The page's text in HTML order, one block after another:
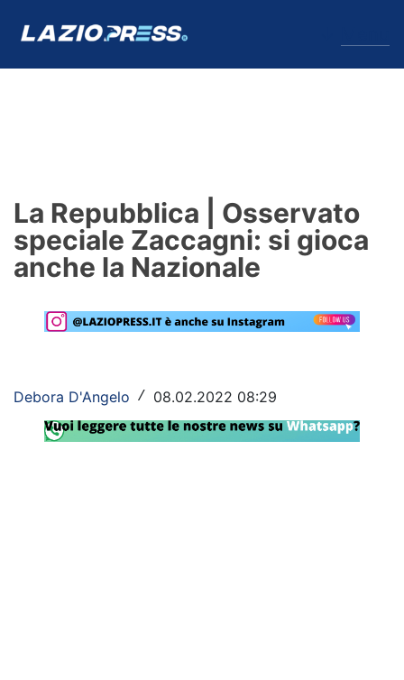
Formello
Infortuni
Primavera
Lazio Women
Rassegna Lazio
La Repubblica | Osservato
speciale Zaccagni: si gioca
anche la Nazionale
Debora D'Angelo / 08.02.2022 08:29